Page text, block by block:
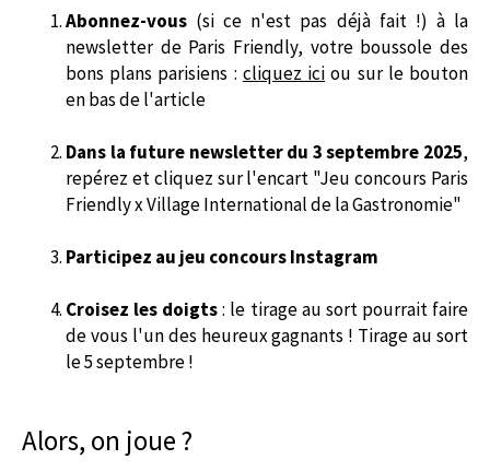
Abonnez-vous (si ce n'est pas déjà fait !) à la
newsletter de Paris Friendly, votre boussole des
bons plans parisiens : cliquez ici ou sur le bouton
en bas de l'article
Dans la future newsletter du 3 septembre 2025,
repérez et cliquez sur l'encart "Jeu concours Paris
Friendly x Village International de la Gastronomie"
Participez au jeu concours Instagram
Croisez les doigts: le tirage au sort pourrait faire
de vous l'un des heureux gagnants ! Tirage au sort
le 5 septembre !
Alors, on joue ?